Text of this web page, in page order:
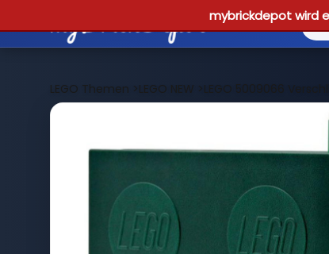
mybrickdepot wird
LEGO Themen >LEGO NEW >LEGO 5009066